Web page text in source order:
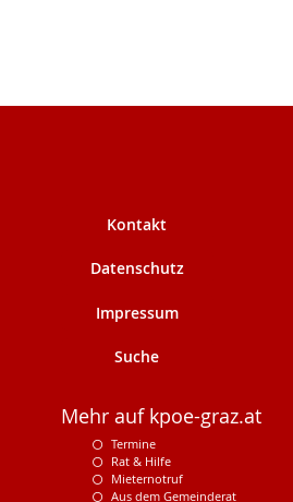
Kontakt
Datenschutz
Impressum
Suche
Mehr auf kpoe-graz.at
Termine
Rat & Hilfe
Mieternotruf
Aus dem Gemeinderat